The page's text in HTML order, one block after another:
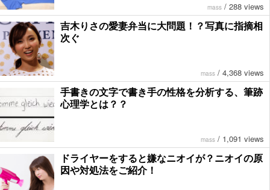
mass / 288 views
吉木りさの愛妻弁当に大問題！？写真に指摘相
次ぐ
mass / 4,368 views
手書きの文字で書き手の性格を分析する、筆跡
心理学とは？？
mass / 1,091 views
ドライヤーをすると嫌なニオイが？ニオイの原
因や対処法をご紹介！